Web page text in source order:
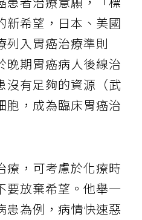
新希望，日本、美國
列入胃癌治療準則
晚期胃癌病人後線治
沒有足夠的資源（武
胞，成為臨床胃癌治
療，可考慮於化療時
要放棄希望。他舉一
患為例，病情快速惡